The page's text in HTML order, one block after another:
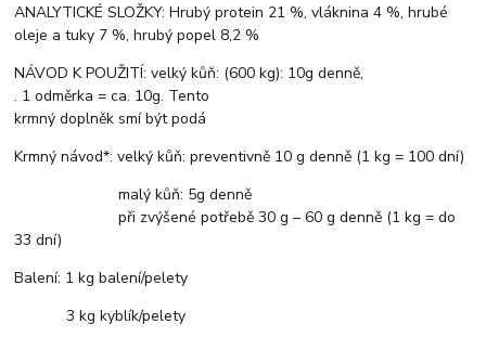
ANALYTICKÉ SLOŽKY: Hrubý protein 21 %, vláknina 4 %, hrubé
oleje a tuky 7 %, hrubý popel 8,2 %
NÁVOD K POUŽITÍ: velký kůň: (600 kg): 10g denně,
. 1 odměrka = ca. 10g. Tento
krmný doplněk smí být podá
Krmný návod*: velký kůň: preventivně 10 g denně (1 kg = 100 dní)
malý kůň: 5g denně
při zvýšené potřebě 30 g – 60 g denně (1 kg = do
33 dní)
Balení: 1 kg balení/pelety
3 kg kyblík/pelety